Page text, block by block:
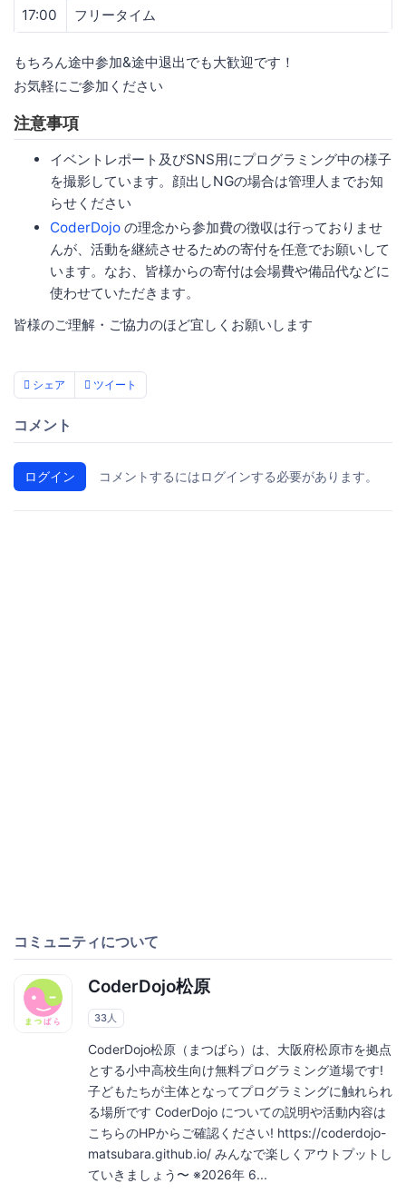
17:00
フリータイム
もちろん途中参加&途中退出でも大歓迎です！
お気軽にご参加ください
注意事項
イベントレポート及びSNS用にプログラミング中の様子
を撮影しています。顔出しNGの場合は管理人までお知
らせください
CoderDojo の理念から参加費の徴収は行っておりませ
んが、活動を継続させるための寄付を任意でお願いして
います。なお、皆様からの寄付は会場費や備品代などに
使わせていただきます。
皆様のご理解・ご協力のほど宜しくお願いします
シェア ツイート
コメント
ログイン コメントするにはログインする必要があります。
コミュニティについて
CoderDojo松原
33人
CoderDojo松原（まつばら）は、大阪府松原市を拠点
とする小中高校生向け無料プログラミング道場です!
子どもたちが主体となってプログラミングに触れられ
る場所です CoderDojo についての説明や活動内容は
こちらのHPからご確認ください! https://coderdojo-
matsubara.github.io/ みんなで楽しくアウトプットし
ていきましょう〜 ※2026年 6...